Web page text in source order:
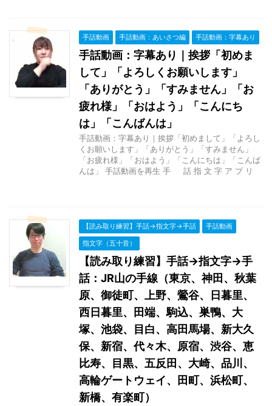
手話動画 手話動画：あいさつ編 手話動画：字幕あり
手話動画：字幕あり｜挨拶「初めま
して」「よろしくお願いします」
「ありがとう」「すみません」「お
疲れ様」「おはよう」「こんにち
は」「こんばんは」
手話動画：字幕あり｜挨拶「初めまして」「よろし
くお願いします」「ありがとう」「すみません」
「お疲れ様」「おはよう」「こんにちは」「こんば
んは」 手話動画を再生 手 話 指 文 字 ア プ リ
【読み取り練習】手話→指文字→手話
手話動画
指文字（五十音）
【読み取り練習】手話→指文字→手
話：JR山の手線（東京、神田、秋葉
原、御徒町、上野、鶯谷、日暮里、
西日暮里、田端、駒込、巣鴨、大
塚、池袋、目白、高田馬場、新大久
保、新宿、代々木、原宿、渋谷、恵
比寿、目黒、五反田、大崎、品川、
高輪ゲートウェイ、田町、浜松町、
新橋、有楽町）